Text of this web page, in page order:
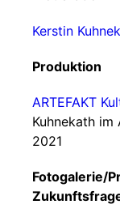
Kerstin
Produktion
ARTEFAKT
Kuhnekath
2021
Fotogalerie/